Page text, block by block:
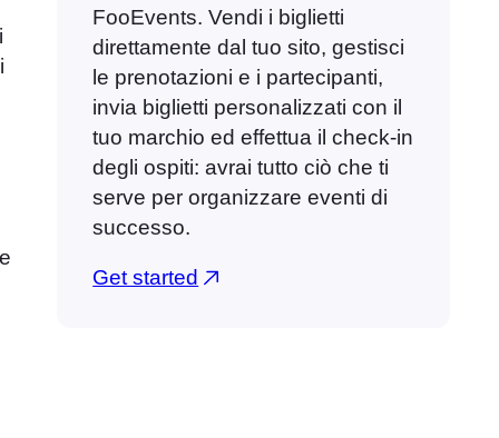
FooEvents. Vendi i biglietti
direttamente dal tuo sito, gestisci
le prenotazioni e i partecipanti,
invia biglietti personalizzati con il
tuo marchio ed effettua il check-in
degli ospiti: avrai tutto ciò che ti
serve per organizzare eventi di
successo.
Get started